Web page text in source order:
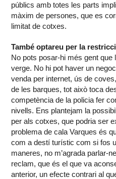
públics amb totes les parts
màxim de persones, que es
limitat de cotxes.
També optareu per la
No pots posar-hi més gent
verge. No hi pot haver un
venda per internet, ús de
de les barques, tot això toca
competència de la policia fer
nivells. Ens plantejam la
per als cotxes, que podria ser
problema de cala Varques és
com a destí turístic com si fos
maneres, no m’agrada parlar-
reclam, que és el que va
anterior, un efecte contrari al